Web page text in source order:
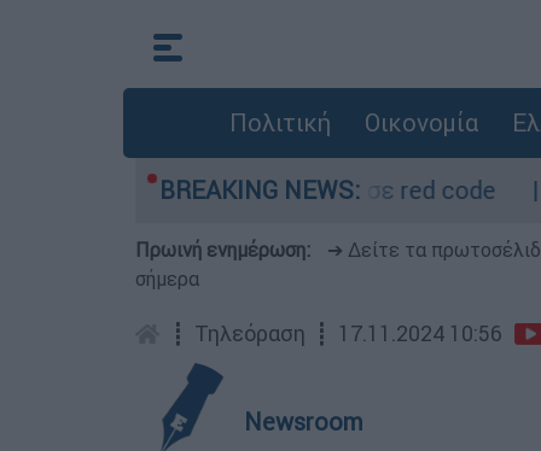
Πολιτική Οικονομία
BREAKING NEWS:
- Οι περιοχές σε red code
Πρωινή ενημέρωση: ➔ Δείτε τα
σήμερα
┋ Τηλεόραση ┋ 17.11.2024 10:56
Newsroom